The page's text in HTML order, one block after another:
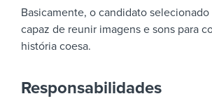
Basicamente, o candidato selecionado
capaz de reunir imagens e sons para
história coesa.
Responsabilidades